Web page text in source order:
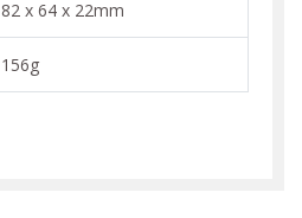
82 x 64 x 22mm
156g